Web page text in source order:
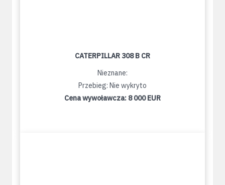
CATERPILLAR 308 B CR
Nieznane:
Przebieg: Nie wykryto
Cena wywoławcza: 8 000 EUR